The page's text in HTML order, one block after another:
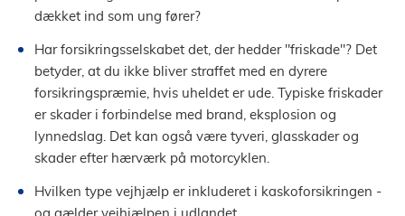
dækket ind som ung fører?
Har forsikringsselskabet det, der hedder "friskade"? Det
betyder, at du ikke bliver straffet med en dyrere
forsikringspræmie, hvis uheldet er ude. Typiske friskader
er skader i forbindelse med brand, eksplosion og
lynnedslag. Det kan også være tyveri, glasskader og
skader efter hærværk på motorcyklen.
Hvilken type vejhjælp er inkluderet i kaskoforsikringen -